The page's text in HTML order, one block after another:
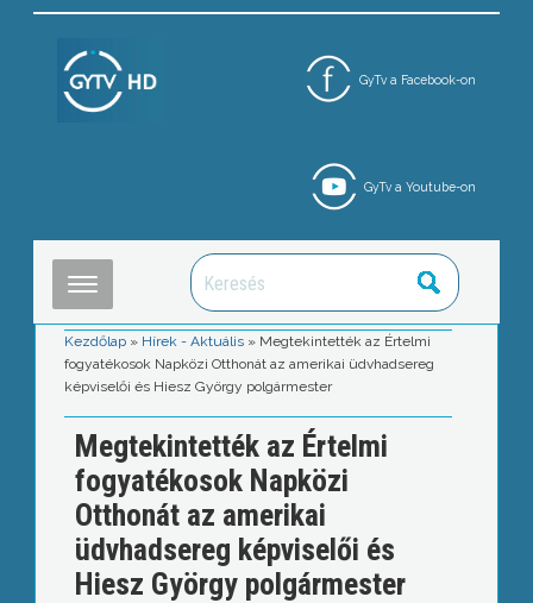
GyTv a Facebook-on
GyTv a Youtube-on
Kezdőlap » Hírek - Aktuális » Megtekintették az Értelmi
fogyatékosok Napközi Otthonát az amerikai üdvhadsereg
képviselői és Hiesz György polgármester
Megtekintették az Értelmi
fogyatékosok Napközi
Otthonát az amerikai
üdvhadsereg képviselői és
Hiesz György polgármester